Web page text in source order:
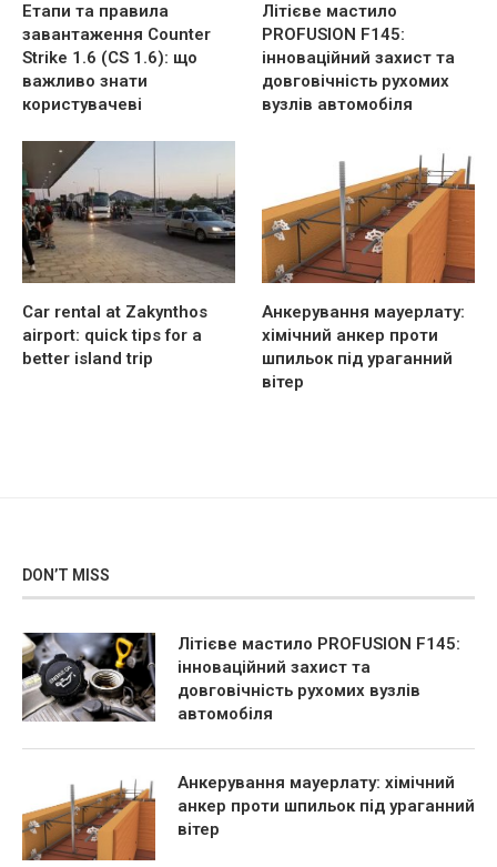
Етапи та правила
завантаження Counter
Strike 1.6 (CS 1.6): що
важливо знати
користувачеві
Літієве мастило
PROFUSION F145:
інноваційний захист та
довговічність рухомих
вузлів автомобіля
Car rental at Zakynthos
airport: quick tips for a
better island trip
Анкерування мауерлату:
хімічний анкер проти
шпильок під ураганний
вітер
DON’T MISS
Літієве мастило PROFUSION F145:
інноваційний захист та
довговічність рухомих вузлів
автомобіля
Анкерування мауерлату: хімічний
анкер проти шпильок під ураганний
вітер